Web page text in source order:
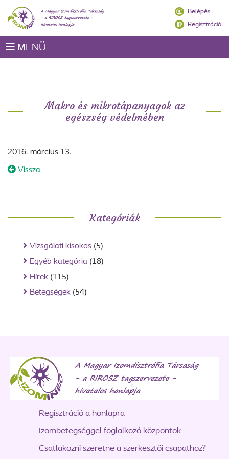
Belépés
Regisztráció
MENÜ
Kategóriák
Vizsgálati kisokos (5)
Egyéb kategória (18)
Hírek (115)
Betegségek (54)
Makro és mikrotápanyagok az
egészség védelmében
2016. március 13.
Vissza
Regisztráció a honlapra
Izombetegséggel foglalkozó központok
Csatlakozni szeretne a szerkesztői csapathoz?